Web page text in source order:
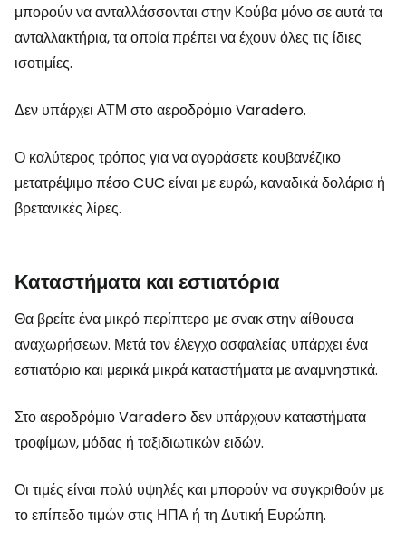
μπορούν να ανταλλάσσονται στην Κούβα μόνο σε αυτά τα
ανταλλακτήρια, τα οποία πρέπει να έχουν όλες τις ίδιες
ισοτιμίες.
Δεν υπάρχει ΑΤΜ στο αεροδρόμιο Varadero.
Ο καλύτερος τρόπος για να αγοράσετε κουβανέζικο
μετατρέψιμο πέσο CUC είναι με ευρώ, καναδικά δολάρια ή
βρετανικές λίρες.
Καταστήματα και εστιατόρια
Θα βρείτε ένα μικρό περίπτερο με σνακ στην αίθουσα
αναχωρήσεων. Μετά τον έλεγχο ασφαλείας υπάρχει ένα
εστιατόριο και μερικά μικρά καταστήματα με αναμνηστικά.
Στο αεροδρόμιο Varadero δεν υπάρχουν καταστήματα
τροφίμων, μόδας ή ταξιδιωτικών ειδών.
Οι τιμές είναι πολύ υψηλές και μπορούν να συγκριθούν με
το επίπεδο τιμών στις ΗΠΑ ή τη Δυτική Ευρώπη.